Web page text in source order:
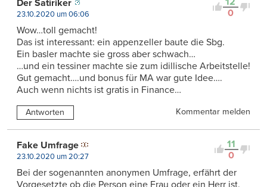
0
Der Satiriker
23.10.2020 um 06:06
Wow…toll gemacht!
Das ist interessant: ein appenzeller baute die Sbg.
Ein basler machte sie gross aber schwach…
…und ein tessiner machte sie zum idillische Arbeitstelle!
Gut gemacht….und bonus für MA war gute Idee….
Auch wenn nichts ist gratis in Finance…
Antworten Kommentar melden
11
0
Fake Umfrage
23.10.2020 um 20:27
Bei der sogenannten anonymen Umfrage, erfährt der
Vorgesetzte ob die Person eine Frau oder ein Herr ist.